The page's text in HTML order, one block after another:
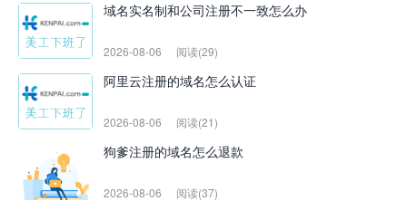
域名实名制和公司注册不一致怎么办
2026-08-06 阅读(29)
阿里云注册的域名怎么认证
2026-08-06 阅读(21)
狗爹注册的域名怎么退款
2026-08-06 阅读(37)